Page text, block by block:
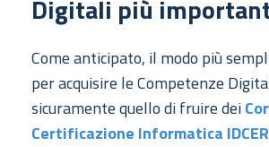
Digitali più
Come anticipato, il modo più
per acquisire le Competenze
sicuramente quello di fruire dei
Certificazione Informatica